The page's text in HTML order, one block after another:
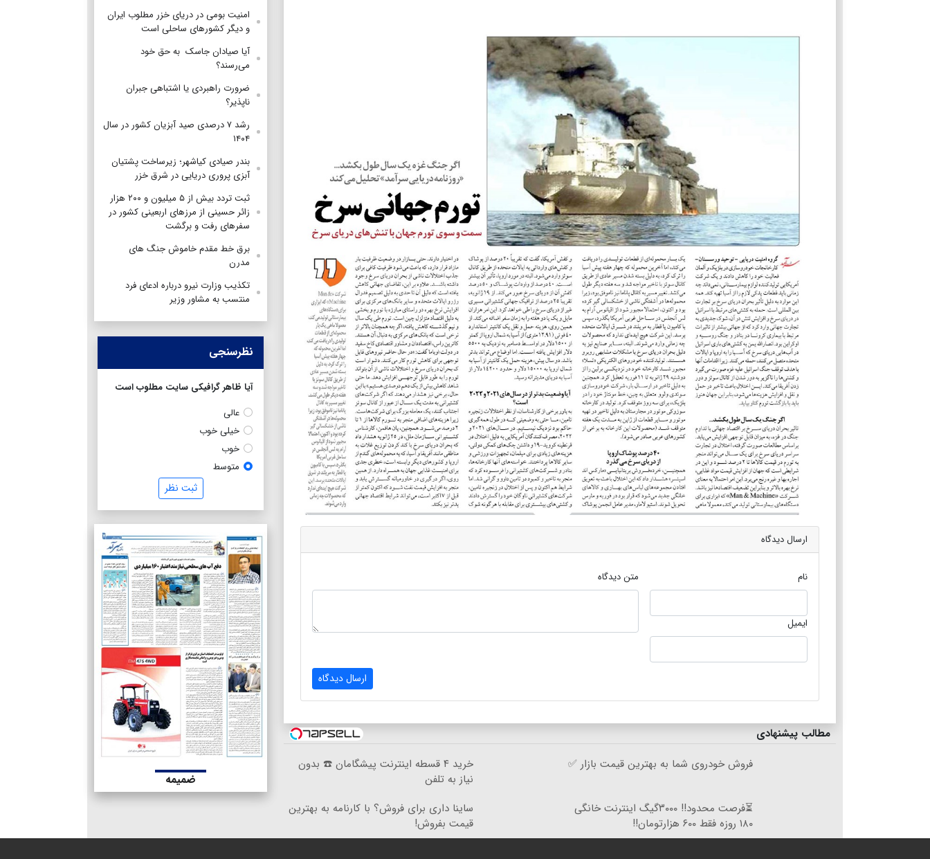
ارسال دیدگاه
نام
ایمیل
متن دیدگاه
ارسال دیدگاه
مطالب پیشنهادی
فروش خودروی شما به بهترین قیمت بازار ✅
خرید ۴ قسطه اینترنت پیشگامان ☎️ بدون
نیاز به تلفن
⏳فرصت محدود!! ۳۰۰۰گیگ اینترنت خانگی
۱۸۰ روزه فقط ۶۰۰ هزارتومان!!
ساینا داری برای فروش؟ با کارنامه به بهترین
قیمت بفروش!
امنیت بومی در دریای خزر مطلوب ایران
و دیگر کشورهای ساحلی است
آیا صیادان جاسک به حق خود
می‌رسند؟
ضرورت راهبردی یا اشتباهی جبران
ناپذیر؟
رشد ۷ درصدی صید آبزیان کشور در سال
۱۴۰۴
بندر صیادی کیاشهر؛ زیرساخت پشتیان
آبزی پروری دریایی در شرق خزر
ثبت تردد بیش از ۵ میلیون و ۲۰۰ هزار
زائر حسینی از مرزهای اربعینی کشور در
سفرهای رفت و برگشت
برق خط مقدم خاموش جنگ های
مدرن
تکذیب وزارت نیرو درباره ادعای فرد
منتسب به مشاور وزیر
نظرسنجی
آیا ظاهر گرافیکی سایت مطلوب است
عالی
خیلی خوب
خوب
متوسط
ثبت نظر
ضمیمه